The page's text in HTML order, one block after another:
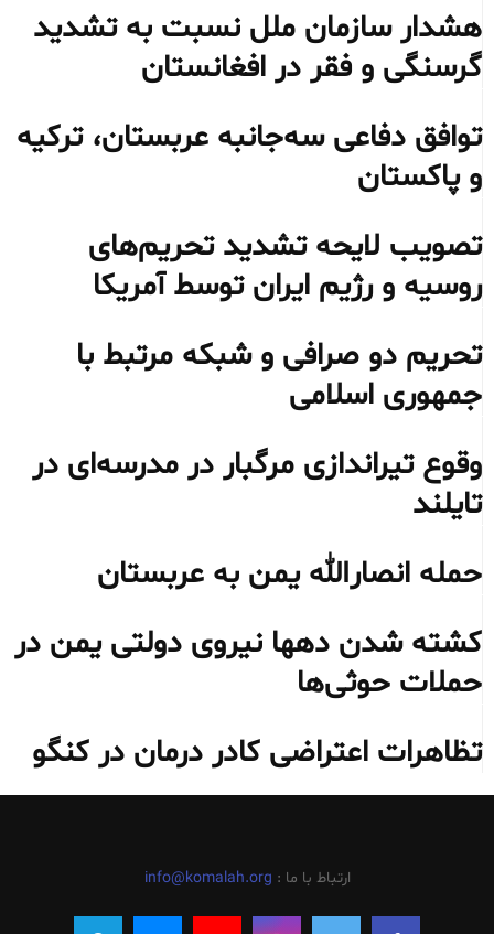
هشدار سازمان ملل نسبت به تشدید
گرسنگی و فقر در افغانستان
توافق دفاعی سه‌جانبه عربستان، ترکیه
و پاکستان
تصویب لایحه تشدید تحریم‌های
روسیه و رژیم ایران توسط آمریکا
تحریم دو صرافی و شبکه مرتبط با
جمهوری اسلامی
وقوع تیراندازی مرگبار در مدرسه‌ای در
تایلند
حمله انصارالله یمن به عربستان
کشته شدن دهها نیروی دولتی یمن در
حملات حوثی‌ها
تظاهرات اعتراضی کادر درمان در کنگو
ارتباط با ما : info@komalah.org